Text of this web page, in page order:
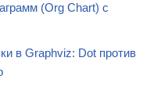
(Org Chart) с
в Graphviz: Dot против